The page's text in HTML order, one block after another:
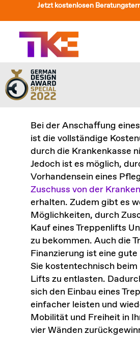
Inhalt
springen
Jetzt kostenlosen
Treppenlift
Preise
Service
Treppenliftberatung
Über Uns & Kontakt
Suche
nach:
Bei der Anschaffung
ist die vollständige
durch die Krankenkasse
Jedoch ist es möglich,
Vorhandensein eines
Zuschuss von der
erhalten. Zudem gibt es
Möglichkeiten, durch
Kauf eines Treppenlifts
zu bekommen. Auch die
Finanzierung ist eine
Sie kostentechnisch beim
Lifts zu entlasten.
sich den Einbau eines
einfacher leisten und
Mobilität und Freiheit in
vier Wänden